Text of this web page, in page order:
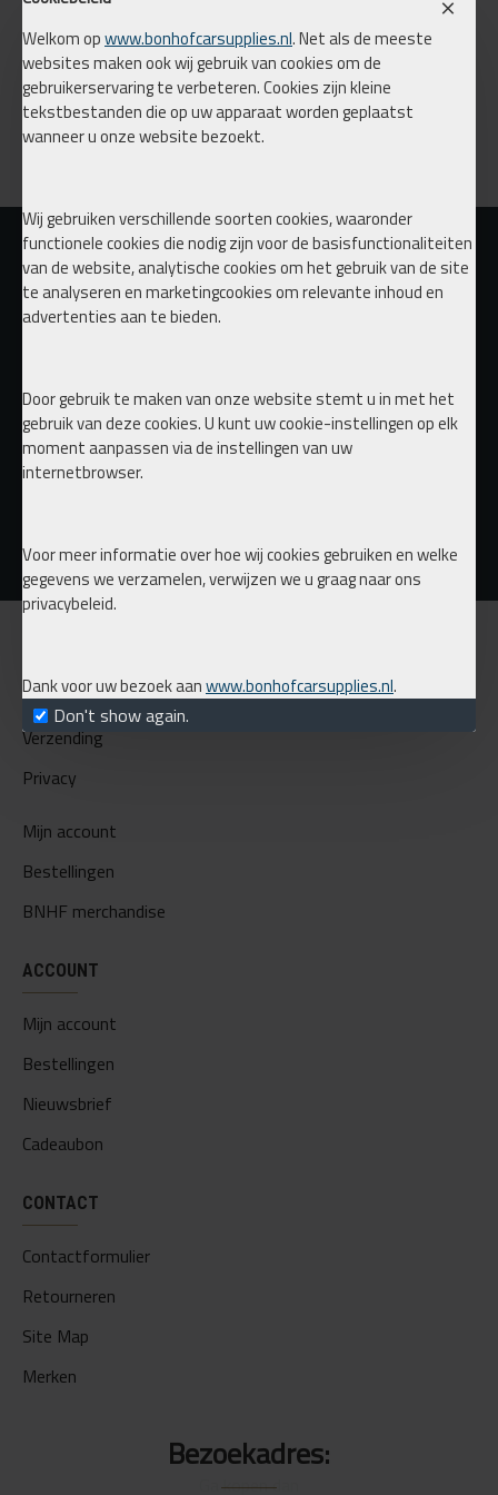
Welkom opwww.bonhofcarsupplies.nl. Net als de meeste
websites maken ook wij gebruik van cookies om de
gebruikerservaring te verbeteren. Cookies zijn kleine
tekstbestanden die op uw apparaat worden geplaatst
wanneer u onze website bezoekt.
Wij gebruiken verschillende soorten cookies, waaronder
functionele cookies die nodig zijn voor de basisfunctionaliteiten
van de website, analytische cookies om het gebruik van de site
te analyseren en marketingcookies om relevante inhoud en
advertenties aan te bieden.
Door gebruik te maken van onze website stemt u in met het
gebruik van deze cookies. U kunt uw cookie-instellingen op elk
moment aanpassen via de instellingen van uw
internetbrowser.
Voor meer informatie over hoe wij cookies gebruiken en welke
gegevens we verzamelen, verwijzen we u graag naar ons
privacybeleid.
Dank voor uw bezoek aanwww.bonhofcarsupplies.nl.
Don't show again.
€ 20,95
Koop nu
Over ons
Verzending
Privacy
Mijn account
Bestellingen
BNHF merchandise
ACCOUNT
Mijn account
Bestellingen
Nieuwsbrief
Cadeaubon
CONTACT
Contactformulier
Retourneren
Site Map
Merken
Bezoekadres: